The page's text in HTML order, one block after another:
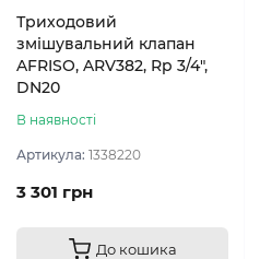
Триходовий
змішувальний клапан
AFRISO, ARV382, Rp 3/4",
DN20
В наявності
Артикула: 1338220
3 301 грн
До кошика